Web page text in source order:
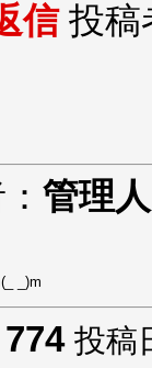
信投稿
管理人
_)m
774 投稿